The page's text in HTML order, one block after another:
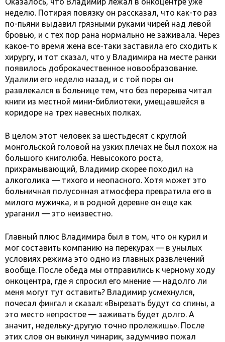
неделю. Потирая повязку он рассказал, что как-то раз
по-пьяни выдавил грязными руками чирей над левой
бровью, и с тех пор рана нормально не заживала. Через
какое-то время жена все-таки заставила его сходить к
хирургу, и тот сказал, что у Владимира на месте ранки
появилось доброкачественное новообразование.
Удалили его неделю назад, и с той поры он
развлекался в больнице тем, что без перерыва читал
книги из местной мини-библиотеки, умещавшейся в
коридоре на трех навесных полках.
В целом этот человек за шестьдесят с круглой
монгольской головой на узких плечах не был похож на
большого книголюба. Невысокого роста,
прихрамывающий, Владимир скорее походил на
алкоголика — тихого и неопасного. Хотя может это
больничная полусонная атмосфера превратила его в
милого мужичка, и в родной деревне он еще как
ураганил — это неизвестно.
Главный плюс Владимира был в том, что он курил и
мог составить компанию на перекурах — в унылых
условиях режима это одно из главных развлечений
вообще. После обеда мы отправились к черному ходу
онкоцентра, где я спросил его мнение — надолго ли
меня могут тут оставить? Владимир усмехнулся,
почесал фингал и сказал: «Вырезать будут со спины, а
это место непростое — заживать будет долго. А
значит, недельку-другую точно пролежишь». После
этих слов он выкинул чинарик, задумчиво пожал